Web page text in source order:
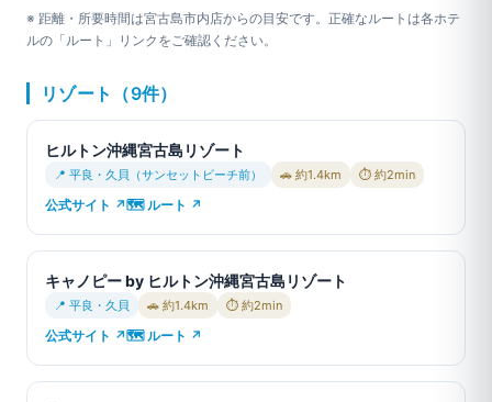
※ 距離・所要時間は宮古島市内店からの目安です。正確なルートは各ホテ
ルの「ルート」リンクをご確認ください。
リゾート（9件）
ヒルトン沖縄宮古島リゾート
📍 平良・久貝（サンセットビーチ前） 🚗 約1.4km ⏱ 約2min
公式サイト ↗🗺 ルート ↗
キャノピー by ヒルトン沖縄宮古島リゾート
📍 平良・久貝 🚗 約1.4km ⏱ 約2min
公式サイト ↗🗺 ルート ↗